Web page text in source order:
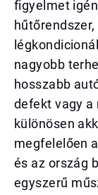
figyelmet
nagyobb
hosszabb
defekt vagy a
különösen
megfelelően
és az ország
egyszerű